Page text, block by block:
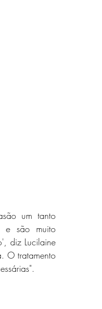
um tanto
e são muito
diz Lucilaine
O tratamento